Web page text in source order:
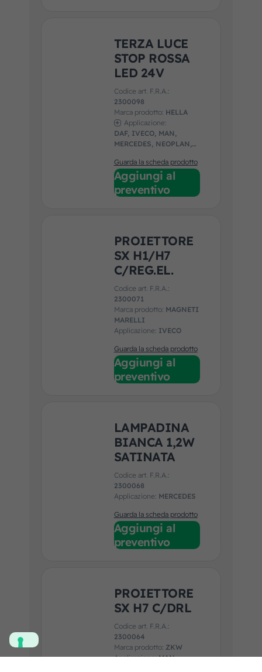
TERZA LUCE
STOP ROSSA
LED 24V
Codice art. F.R.A.:
2300098
Marca prodotto: HELLA
Applicazione:
DAF, IVECO, MAN,
MERCEDES, NEOPLAN,
UNIVERSALE, VAN
HOOL, VDL, VOLVO
Guarda la scheda prodotto
Aggiungi al
preventivo
PROIETTORE
SX H1/H7
C/REG.EL.
Codice art. F.R.A.:
2300071
Marca prodotto: MAGNETI
MARELLI
Applicazione: IVECO
Guarda la scheda prodotto
Aggiungi al
preventivo
LAMPADINA
BIANCA 1,2W
SATINATA
Codice art. F.R.A.:
2300068
Applicazione: MERCEDES
Guarda la scheda prodotto
Aggiungi al
preventivo
PROIETTORE
SX H7 C/DRL
Codice art. F.R.A.:
2300064
Marca prodotto: ZKW
Applicazione:MAN